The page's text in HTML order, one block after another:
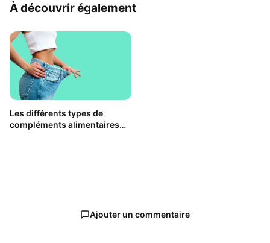
À découvrir également
Les différents types de
compléments alimentaires
Ajouter un commentaire